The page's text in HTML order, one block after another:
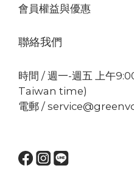
會員權益與優惠
聯絡我們
時間 / 週一-週五 上午
Taiwan time)
電郵 /